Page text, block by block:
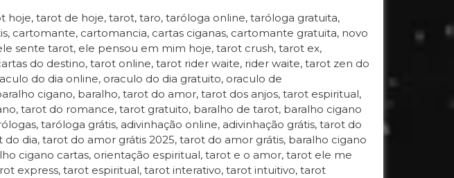
hoje, tarot de hoje, tarot, taro, taróloga online, taróloga gratuita,
cartomante, cartomancia, cartas ciganas, cartomante gratuita, novo
sente tarot, ele pensou em mim hoje, tarot crush, tarot ex,
do destino, tarot online, tarot rider waite, rider waite, tarot zen do
do dia online, oraculo do dia gratuito, oraculo de
cigano, baralho, tarot do amor, tarot dos anjos, tarot espiritual,
tarot do romance, tarot gratuito, baralho de tarot, baralho cigano
taróloga grátis, adivinhação online, adivinhação grátis, tarot do
dia, tarot do amor grátis 2025, tarot do amor grátis, baralho cigano
cigano cartas, orientação espiritual, tarot e o amor, tarot ele me
express, tarot espiritual, tarot interativo, tarot intuitivo, tarot